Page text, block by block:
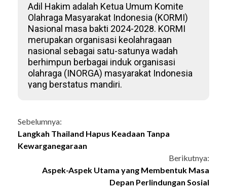
Adil Hakim adalah Ketua Umum Komite
Olahraga Masyarakat Indonesia (KORMI)
Nasional masa bakti 2024-2028. KORMI
merupakan organisasi keolahragaan
nasional sebagai satu-satunya wadah
berhimpun berbagai induk organisasi
olahraga (INORGA) masyarakat Indonesia
yang berstatus mandiri.
Continue
Reading
Sebelumnya:
Langkah Thailand Hapus Keadaan Tanpa
Kewarganegaraan
Berikutnya:
Aspek-Aspek Utama yang Membentuk Masa
Depan Perlindungan Sosial